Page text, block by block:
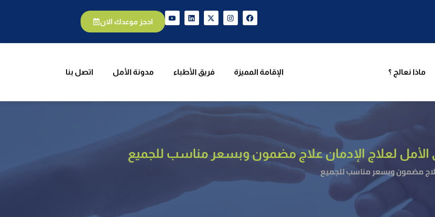
احجز موعدك الان
ماذا نعالج ؟ الإقامة المميزة فريق الأطباء مدونة الأمل اتصل بنا
الإقامة المميزة فريق الأطباء مدونة الأمل اتصل بنا
لعلاج الإدمان علاج مضمون وبسعر مناسب للجميع
مضمون وبسعر مناسب للجميع